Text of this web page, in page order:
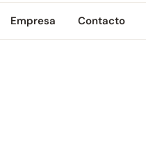
Empresa Contacto